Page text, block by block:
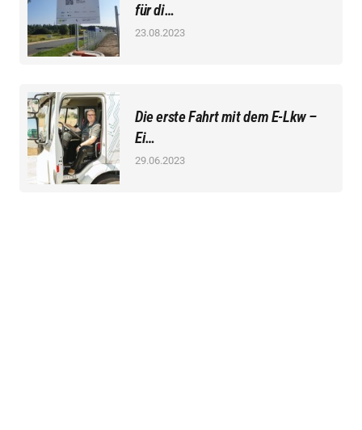
für di…
23.08.2023
Die erste Fahrt mit dem E-Lkw –
Ei…
29.06.2023